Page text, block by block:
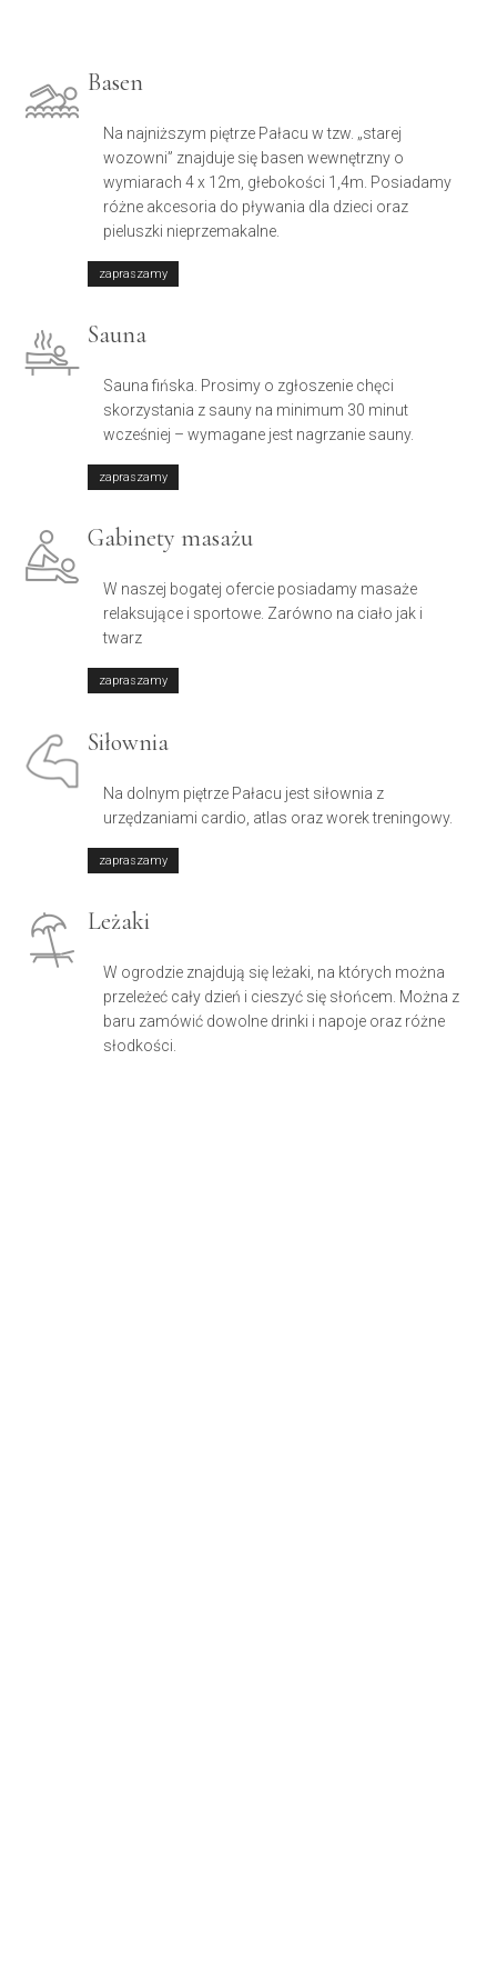
Basen
Na najniższym piętrze Pałacu w tzw. „starej
wozowni” znajduje się basen wewnętrzny o
wymiarach 4 x 12m, głebokości 1,4m. Posiadamy
różne akcesoria do pływania dla dzieci oraz
pieluszki nieprzemakalne.
zapraszamy
Sauna
Sauna fińska. Prosimy o zgłoszenie chęci
skorzystania z sauny na minimum 30 minut
wcześniej – wymagane jest nagrzanie sauny.
zapraszamy
Gabinety masażu
W naszej bogatej ofercie posiadamy masaże
relaksujące i sportowe. Zarówno na ciało jak i
twarz
zapraszamy
Siłownia
Na dolnym piętrze Pałacu jest siłownia z
urzędzaniami cardio, atlas oraz worek treningowy.
zapraszamy
Leżaki
W ogrodzie znajdują się leżaki, na których można
przeleżeć cały dzień i cieszyć się słońcem. Można z
baru zamówić dowolne drinki i napoje oraz różne
słodkości.